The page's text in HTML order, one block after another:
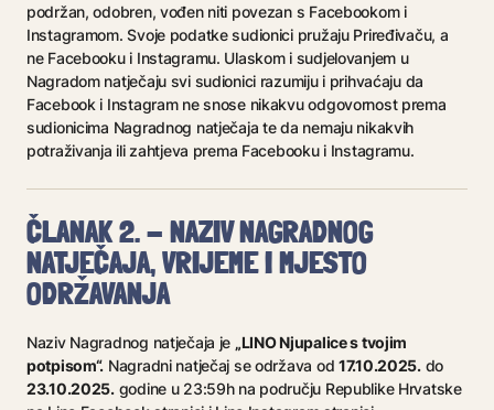
podržan, odobren, vođen niti povezan s Facebookom i
Instagramom. Svoje podatke sudionici pružaju Priređivaču, a
ne Facebooku i Instagramu. Ulaskom i sudjelovanjem u
Nagradom natječaju svi sudionici razumiju i prihvaćaju da
Facebook i Instagram ne snose nikakvu odgovornost prema
sudionicima Nagradnog natječaja te da nemaju nikakvih
potraživanja ili zahtjeva prema Facebooku i Instagramu.
ČLANAK 2. - NAZIV NAGRADNOG
NATJEČAJA, VRIJEME I MJESTO
ODRŽAVANJA
Naziv Nagradnog natječaja je „LINO Njupalice s tvojim
potpisom“. Nagradni natječaj se održava od 17.10.2025.do
23.10.2025.godine u 23:59h na području Republike Hrvatske